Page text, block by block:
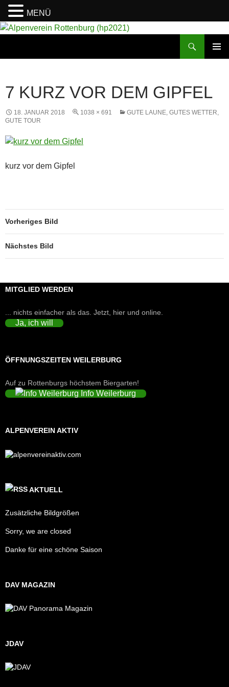
7 KURZ VOR DEM GIPFEL
18. JANUAR 2018 1038 × 691
GUTE LAUNE, GUTES WETTER,
GUTE TOUR
kurz vor dem Gipfel
Vorheriges Bild
Nächstes Bild
MITGLIED WERDEN
... nichts einfacher als das. Jetzt, hier und online.
Ja, ich will
ÖFFNUNGSZEITEN WEILERBURG
Auf zu Rottenburgs höchstem Biergarten!
Info Weilerburg
ALPENVEREIN AKTIV
AKTUELL
Zusätzliche Bildgrößen
Sorry, we are closed
Danke für eine schöne Saison
DAV MAGAZIN
JDAV
MENÜ